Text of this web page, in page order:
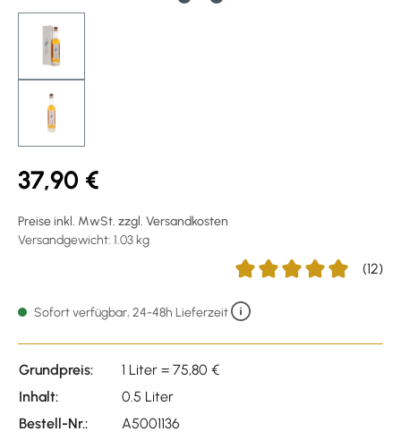
37,90 €
Preise inkl. MwSt. zzgl. Versandkosten
Versandgewicht: 1.03 kg
(12)
Sofort verfügbar, 24-48h Lieferzeit
Grundpreis:
1 Liter = 75,80 €
Inhalt:
0.5 Liter
Bestell-Nr.:
A5001136